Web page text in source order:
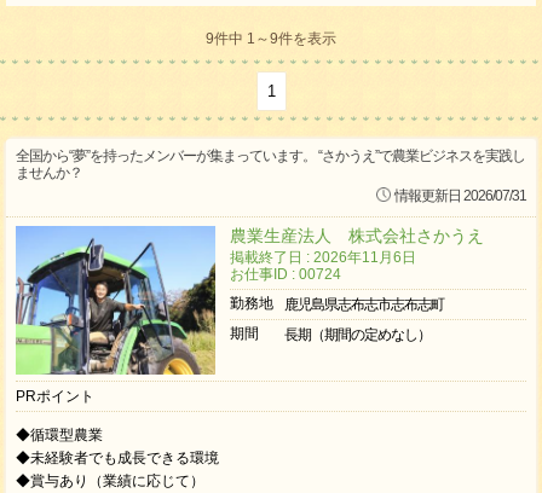
9件中 1～9件を表示
1
全国から“夢”を持ったメンバーが集まっています。 “さかうえ”で農業ビジネスを実践し
ませんか？
情報更新日 2026/07/31
農業生産法人 株式会社さかうえ
掲載終了日 : 2026年11月6日
お仕事ID : 00724
勤務地
鹿児島県志布志市志布志町
期間
長期（期間の定めなし）
PRポイント
◆循環型農業
◆未経験者でも成長できる環境
◆賞与あり（業績に応じて）